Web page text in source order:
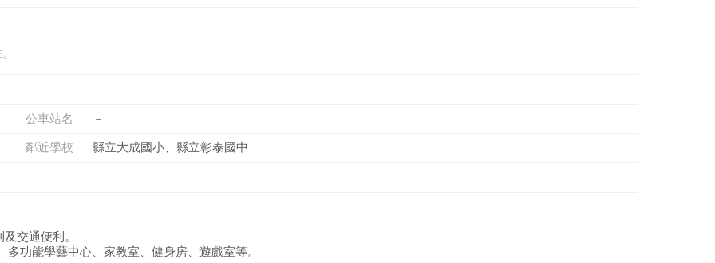
公車站名 －
鄰近學校 縣立大成國小、縣立彰泰國中
交通便利。
功能學藝中心、家教室、健身房、遊戲室等。